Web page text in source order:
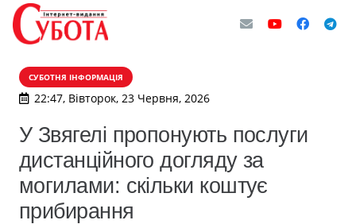
СУБОТНЯ ІНФОРМАЦІЯ
22:47, Вівторок, 23 Червня, 2026
У Звягелі пропонують послуги
дистанційного догляду за
могилами: скільки коштує
прибирання